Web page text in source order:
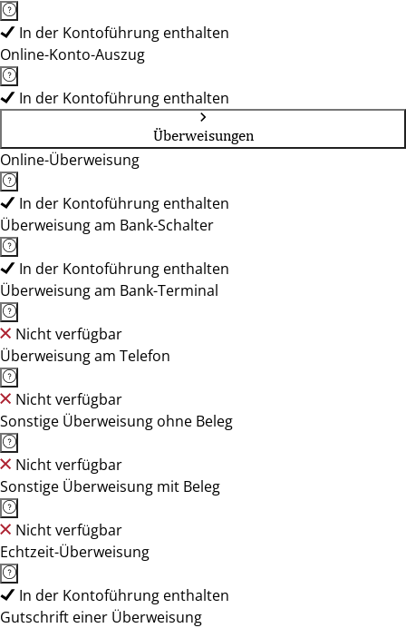
In der Kontoführung enthalten
Online-Konto-Auszug
In der Kontoführung enthalten
Überweisungen
Online-Überweisung
In der Kontoführung enthalten
Überweisung am Bank-Schalter
In der Kontoführung enthalten
Überweisung am Bank-Terminal
Nicht verfügbar
Überweisung am Telefon
Nicht verfügbar
Sonstige Überweisung ohne Beleg
Nicht verfügbar
Sonstige Überweisung mit Beleg
Nicht verfügbar
Echtzeit-Überweisung
In der Kontoführung enthalten
Gutschrift einer Überweisung